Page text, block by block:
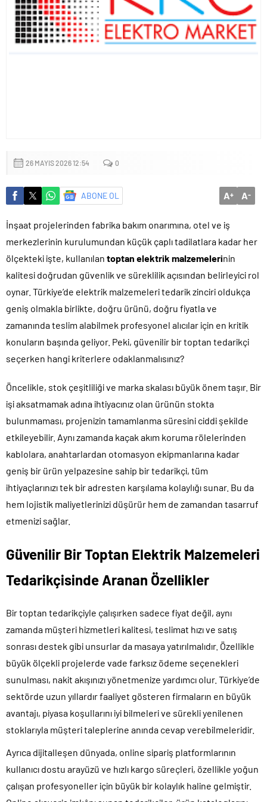
Küçük işletmeler büyük siber risklerle karşı karşıya
26 MAYIS 2026 12:54 0
ABONE OL A+ A-
İnşaat projelerinden fabrika bakım onarımına, otel ve iş
merkezlerinin kurulumundan küçük çaplı tadilatlara kadar her
ölçekteki işte, kullanılan toptan elektrik malzemelerinin
kalitesi doğrudan güvenlik ve süreklilik açısından belirleyici rol
oynar. Türkiye’de elektrik malzemeleri tedarik zinciri oldukça
geniş olmakla birlikte, doğru ürünü, doğru fiyatla ve
zamanında teslim alabilmek profesyonel alıcılar için en kritik
konuların başında geliyor. Peki, güvenilir bir toptan tedarikçi
seçerken hangi kriterlere odaklanmalısınız?
Öncelikle, stok çeşitliliği ve marka skalası büyük önem taşır. Bir
işi aksatmamak adına ihtiyacınız olan ürünün stokta
bulunmaması, projenizin tamamlanma süresini ciddi şekilde
etkileyebilir. Aynı zamanda kaçak akım koruma rölelerinden
kablolara, anahtarlardan otomasyon ekipmanlarına kadar
geniş bir ürün yelpazesine sahip bir tedarikçi, tüm
ihtiyaçlarınızı tek bir adresten karşılama kolaylığı sunar. Bu da
hem lojistik maliyetlerinizi düşürür hem de zamandan tasarruf
etmenizi sağlar.
Güvenilir BirToptan Elektrik Malzemeleri
Tedarikçisinde Aranan Özellikler
Bir toptan tedarikçiyle çalışırken sadece fiyat değil, aynı
zamanda müşteri hizmetleri kalitesi, teslimat hızı ve satış
sonrası destek gibi unsurlar da masaya yatırılmalıdır. Özellikle
büyük ölçekli projelerde vade farksız ödeme seçenekleri
sunulması, nakit akışınızı yönetmenize yardımcı olur. Türkiye’de
sektörde uzun yıllardır faaliyet gösteren firmaların en büyük
avantajı, piyasa koşullarını iyi bilmeleri ve sürekli yenilenen
stoklarıyla müşteri taleplerine anında cevap verebilmeleridir.
Ayrıca dijitalleşen dünyada, online sipariş platformlarının
kullanıcı dostu arayüzü ve hızlı kargo süreçleri, özellikle yoğun
çalışan profesyoneller için büyük bir kolaylık haline gelmiştir.